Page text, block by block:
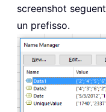
screenshot
un prefisso.